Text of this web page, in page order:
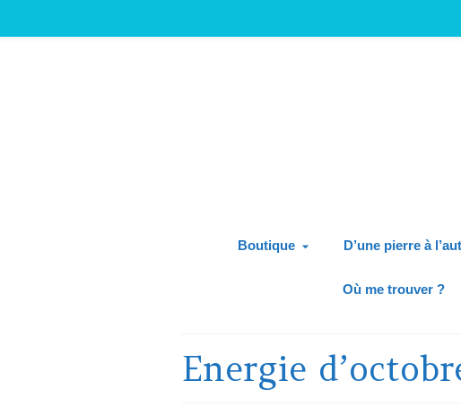
Boutique D’une pierre à
Où me trouver ?
Energie